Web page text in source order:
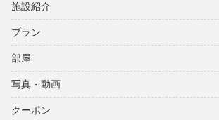
施設紹介
プラン
部屋
写真・動画
クーポン